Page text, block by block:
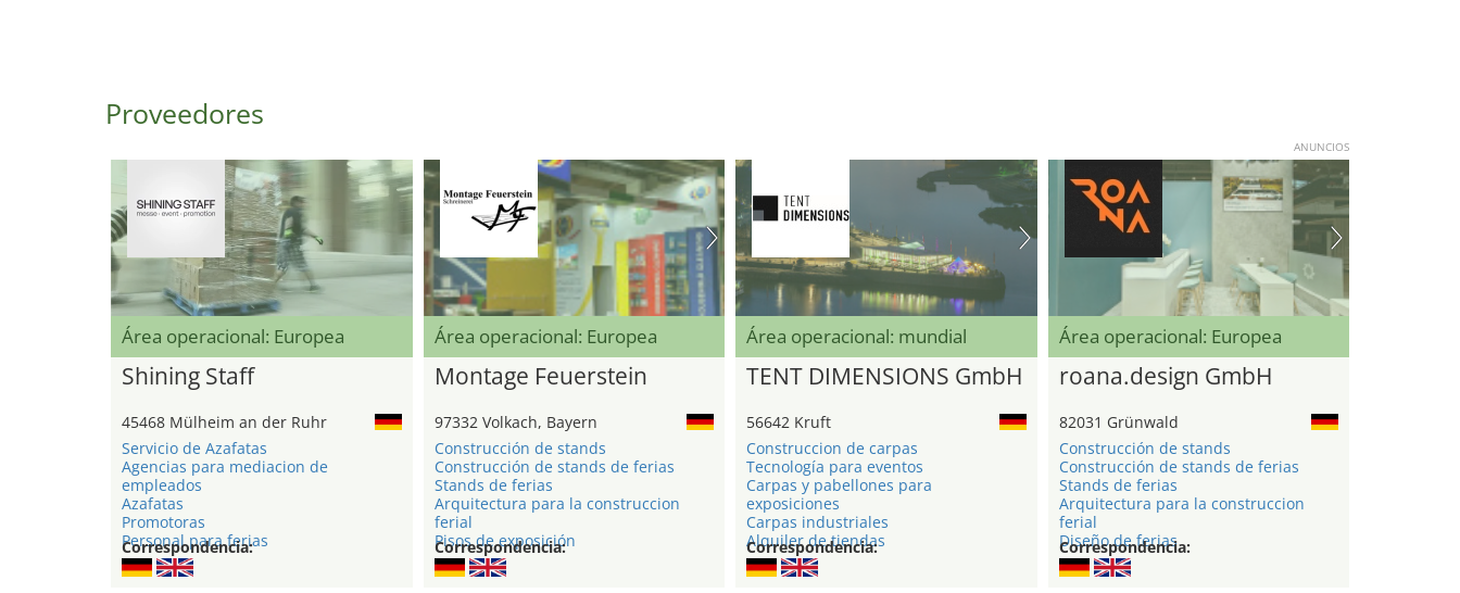
Proveedores
ANUNCIOS
Área operacional: Europea
Shining Staff
45468 Mülheim an der Ruhr
Servicio de Azafatas
Agencias para mediacion de
empleados
Azafatas
Promotoras
Personal para ferias
Correspondencia:
Área operacional: Europea
Montage Feuerstein
97332 Volkach, Bayern
Construcción de stands
Construcción de stands de ferias
Stands de ferias
Arquitectura para la construccion
ferial
Pisos de exposición
Correspondencia:
Área operacional: mundial
TENT DIMENSIONS GmbH
56642 Kruft
Construccion de carpas
Tecnología para eventos
Carpas y pabellones para
exposiciones
Carpas industriales
Alquiler de tiendas
Correspondencia:
Área operacional: Europea
roana.design GmbH
82031 Grünwald
Construcción de stands
Construcción de stands de ferias
Stands de ferias
Arquitectura para la construccion
ferial
Diseño de ferias
Correspondencia: